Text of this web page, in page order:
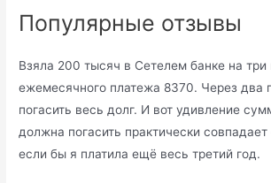
Популярные отзывы
Взяла 200 тысяч в Сетелем банке на
ежемесячного платежа 8370. Через два
погасить весь долг. И вот удивление
должна погасить практически
если бы я платила ещё весь третий год.